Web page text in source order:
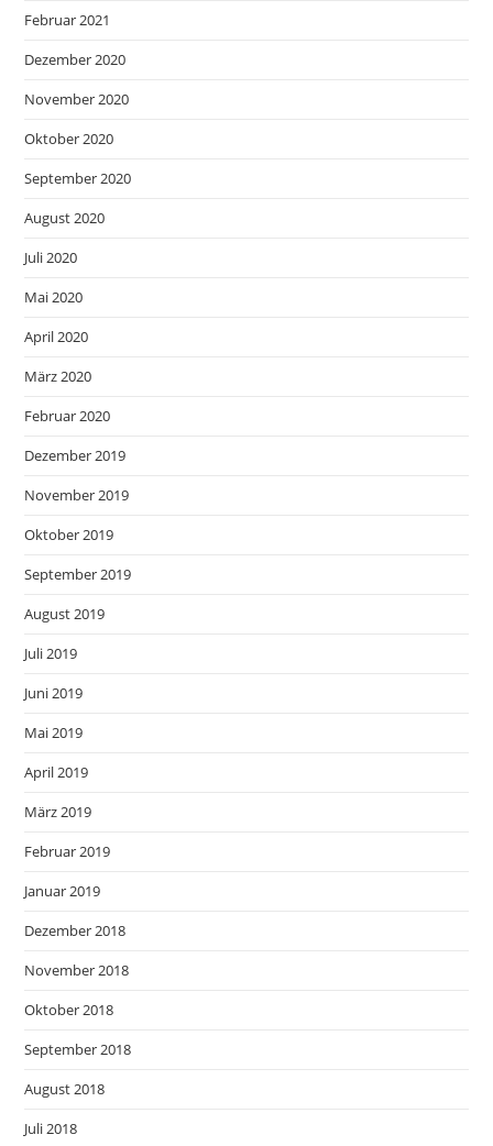
Februar 2021
Dezember 2020
November 2020
Oktober 2020
September 2020
August 2020
Juli 2020
Mai 2020
April 2020
März 2020
Februar 2020
Dezember 2019
November 2019
Oktober 2019
September 2019
August 2019
Juli 2019
Juni 2019
Mai 2019
April 2019
März 2019
Februar 2019
Januar 2019
Dezember 2018
November 2018
Oktober 2018
September 2018
August 2018
Juli 2018